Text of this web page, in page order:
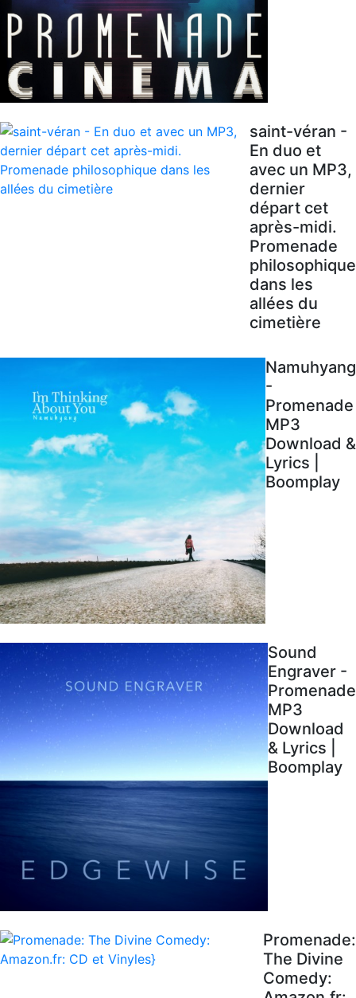
saint-véran -
En duo et
avec un MP3,
dernier
départ cet
après-midi.
Promenade
philosophique
dans les
allées du
cimetière
Namuhyang
-
Promenade
MP3
Download &
Lyrics |
Boomplay
Sound
Engraver -
Promenade
MP3
Download
& Lyrics |
Boomplay
Promenade:
The Divine
Comedy: